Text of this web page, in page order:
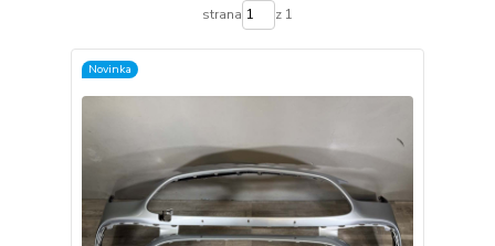
strana z 1
Novinka